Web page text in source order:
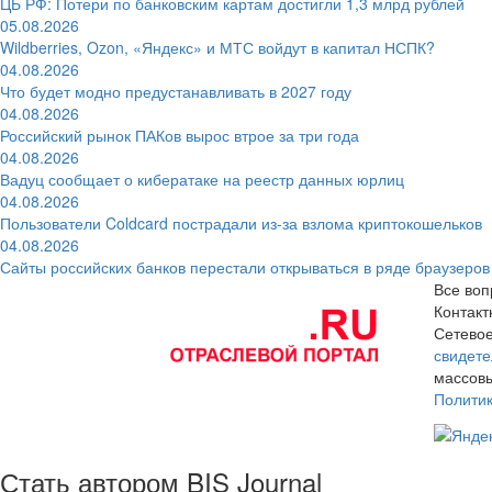
05.08.2026
Wildberries, Ozon, «Яндекс» и МТС войдут в капитал НСПК?
04.08.2026
Что будет модно предустанавливать в 2027 году
04.08.2026
Российский рынок ПАКов вырос втрое за три года
04.08.2026
Вадуц сообщает о кибератаке на реестр данных юрлиц
04.08.2026
Пользователи Coldcard пострадали из-за взлома криптокошельков
04.08.2026
Сайты российских банков перестали открываться в ряде браузеров
Все
Стать автором BIS Journal